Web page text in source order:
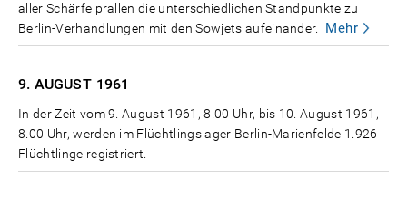
aller Schärfe prallen die unterschiedlichen Standpunkte zu
Berlin-Verhandlungen mit den Sowjets aufeinander.
Mehr
9. AUGUST 1961
In der Zeit vom 9. August 1961, 8.00 Uhr, bis 10. August 1961,
8.00 Uhr, werden im Flüchtlingslager Berlin-Marienfelde 1.926
Flüchtlinge registriert.